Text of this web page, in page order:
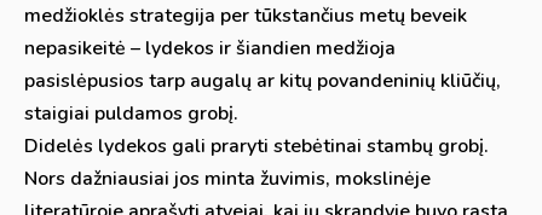
medžioklės strategija per tūkstančius metų beveik
nepasikeitė – lydekos ir šiandien medžioja
pasislėpusios tarp augalų ar kitų povandeninių kliūčių,
staigiai puldamos grobį.
Didelės lydekos gali praryti stebėtinai stambų grobį.
Nors dažniausiai jos minta žuvimis, mokslinėje